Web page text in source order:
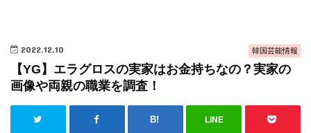
韓国芸能情報
2022.12.10
【YG】エラグロスの実家はお金持ちなの？実家の
画像や両親の職業を調査！
LINE